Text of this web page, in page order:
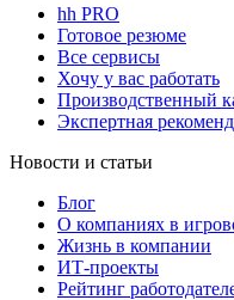
hh PRO
Готовое резюме
Все сервисы
Хочу у вас работать
Производственный
Экспертная
Новости и статьи
Блог
О компаниях в
Жизнь в компании
ИТ-проекты
Рейтинг